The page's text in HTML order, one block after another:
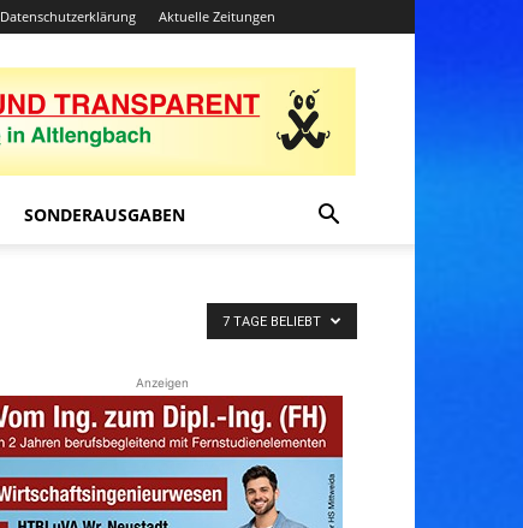
Datenschutzerklärung Aktuelle Zeitungen
SONDERAUSGABEN
7 TAGE BELIEBT
Anzeigen